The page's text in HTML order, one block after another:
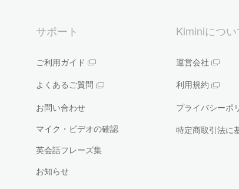
サポート
ご利用ガイド
よくあるご質問
お問い合わせ
マイク・ビデオの確認
英会話フレーズ集
お知らせ
Kiminiにつ
運営会社
利用規約
プライバシーポ
特定商取引法に